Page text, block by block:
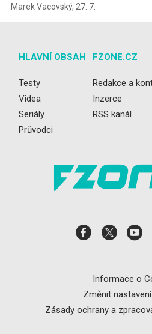
Marek Vacovský, 27. 7.
HLAVNÍ OBSAH
Testy
Videa
Seriály
Průvodci
FZONE.CZ
Redakce a
Inzerce
RSS kanál
Informace o
Změnit
Zásady ochrany a